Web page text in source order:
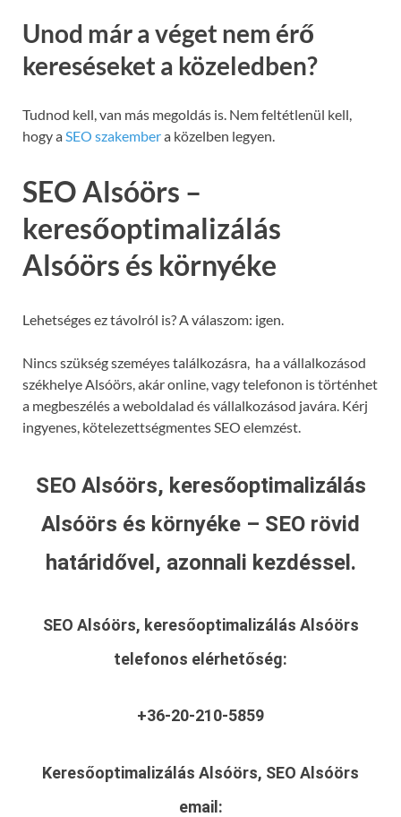
Unod már a véget nem érő
kereséseket a közeledben?
Tudnod kell, van más megoldás is. Nem feltétlenül kell,
hogy aSEO szakembera közelben legyen.
SEO Alsóörs –
keresőoptimalizálás
Alsóörs és környéke
Lehetséges ez távolról is? A válaszom: igen.
Nincs szükség szeméyes találkozásra, ha a vállalkozásod
székhelye Alsóörs, akár online, vagy telefonon is történhet
a megbeszélés a weboldalad és vállalkozásod javára. Kérj
ingyenes, kötelezettségmentes SEO elemzést.
SEO Alsóörs, keresőoptimalizálás
Alsóörs és környéke – SEO rövid
határidővel, azonnali kezdéssel.
SEO Alsóörs, keresőoptimalizálás Alsóörs
telefonos elérhetőség:
+36-20-210-5859
Keresőoptimalizálás Alsóörs, SEO Alsóörs
email: